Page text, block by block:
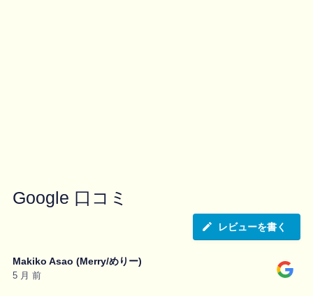
Google 口コミ
レビューを書く
Makiko Asao (Merry/めりー)
5 月 前